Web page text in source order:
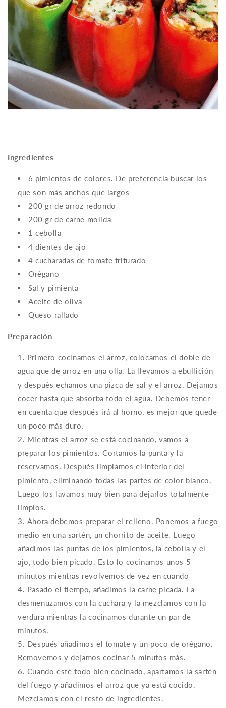
Ingredientes
6 pimientos de colores. De preferencia buscar los
que son más anchos que largos
200 gr de arroz redondo
200 gr de carne molida
1 cebolla
4 dientes de ajo
4 cucharadas de tomate triturado
Orégano
Sal y pimienta
Aceite de oliva
Queso rallado
Preparación
Primero cocinamos el arroz, colocamos el doble de
agua que de arroz en una olla. La llevamos a ebullición
y después echamos una pizca de sal y el arroz. Dejamos
cocer hasta que absorba todo el agua. Debemos tener
en cuenta que después irá al horno, es mejor que quede
un poco más duro.
Mientras el arroz se está cocinando, vamos a
preparar los pimientos. Cortamos la punta y la
reservamos. Después limpiamos el interior del
pimiento, eliminando todas las partes de color blanco.
Luego los lavamos muy bien para dejarlos totalmente
limpios.
Ahora debemos preparar el relleno. Ponemos a fuego
medio en una sartén, un chorrito de aceite. Luego
añadimos las puntas de los pimientos, la cebolla y el
ajo, todo bien picado. Esto lo cocinamos unos 5
minutos mientras revolvemos de vez en cuando
Pasado el tiempo, añadimos la carne picada. La
desmenuzamos con la cuchara y la mezclamos con la
verdura mientras la cocinamos durante un par de
minutos.
Después añadimos el tomate y un poco de orégano.
Removemos y dejamos cocinar 5 minutos más.
Cuando esté todo bien cocinado, apartamos la sartén
del fuego y añadimos el arroz que ya está cocido.
Mezclamos con el resto de ingredientes.